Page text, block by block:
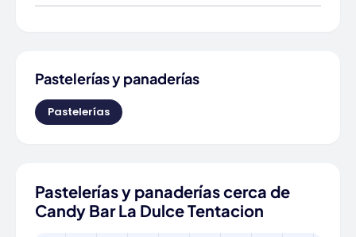
Pastelerías y panaderías
Pastelerías
Pastelerías y panaderías cerca de
Candy Bar La Dulce Tentacion